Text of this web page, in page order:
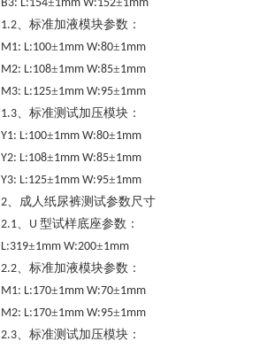
B3: L:154 1mm W:152 1mm
1.2、标准加液模块参数：
M1: L:100±1mm W:80±1mm
M2: L:108±1mm W:85±1mm
M3: L:125±1mm W:95±1mm
1.3、标准测试加压模块：
Y1: L:100±1mm W:80±1mm
Y2: L:108±1mm W:85±1mm
Y3: L:125±1mm W:95±1mm
2、成人纸尿裤测试参数尺寸
2.1、 U 型试样底座参数：
L:319±1mm W:200±1mm
2.2、标准加液模块参数：
M1: L:170±1mm W:70±1mm
M2: L:170±1mm W:95±1mm
2.3、标准测试加压模块：